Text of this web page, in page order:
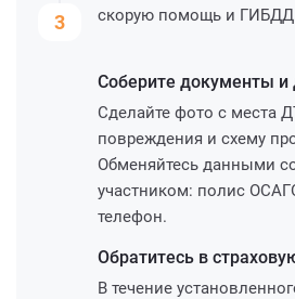
3
скорую помощь и
Соберите документы и
Сделайте фото с места
повреждения и схему
Обменяйтесь данными
участником: полис
телефон.
Обратитесь в
В течение